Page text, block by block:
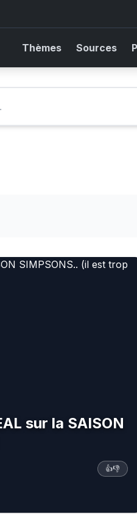
Thèmes Sources
SIMPSONS.. (il est trop
sur la SAISON
👍👎